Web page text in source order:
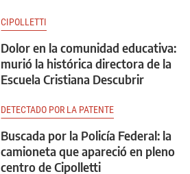
CIPOLLETTI
Dolor en la comunidad educativa:
murió la histórica directora de la
Escuela Cristiana Descubrir
DETECTADO POR LA PATENTE
Buscada por la Policía Federal: la
camioneta que apareció en pleno
centro de Cipolletti